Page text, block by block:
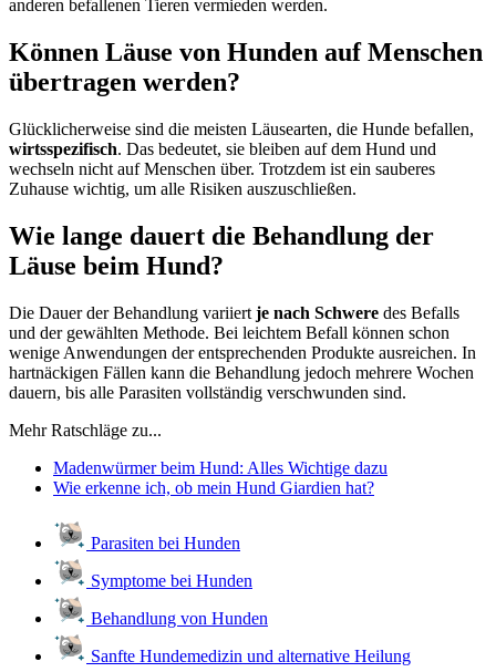
anderen befallenen Tieren vermieden werden.
Können Läuse von Hunden auf Menschen
übertragen werden?
Glücklicherweise sind die meisten Läusearten, die Hunde befallen,
wirtsspezifisch. Das bedeutet, sie bleiben auf dem Hund und
wechseln nicht auf Menschen über. Trotzdem ist ein sauberes
Zuhause wichtig, um alle Risiken auszuschließen.
Wie lange dauert die Behandlung der
Läuse beim Hund?
Die Dauer der Behandlung variiert je nach Schwere des Befalls
und der gewählten Methode. Bei leichtem Befall können schon
wenige Anwendungen der entsprechenden Produkte ausreichen. In
hartnäckigen Fällen kann die Behandlung jedoch mehrere Wochen
dauern, bis alle Parasiten vollständig verschwunden sind.
Mehr Ratschläge zu...
Madenwürmer beim Hund: Alles Wichtige dazu
Wie erkenne ich, ob mein Hund Giardien hat?
Parasiten bei Hunden
Symptome bei Hunden
Behandlung von Hunden
Sanfte Hundemedizin und alternative Heilung